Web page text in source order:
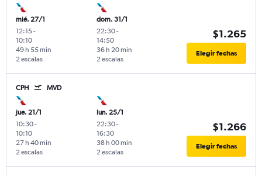
mié. 27/1
12:15-
10:10
2 escalas
49 h 55 min
dom. 31/1
22:30-
14:50
2 escalas
36 h 20 min
$1.265
Elegir fechas
CPH MVD
jue. 21/1
10:30-
10:10
2 escalas
27 h 40 min
lun. 25/1
22:30-
16:30
2 escalas
38 h 00 min
$1.266
Elegir fechas